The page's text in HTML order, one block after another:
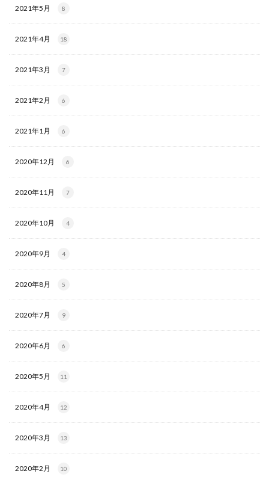
2021年5月 8
2021年4月 18
2021年3月 7
2021年2月 6
2021年1月 6
2020年12月 6
2020年11月 7
2020年10月 4
2020年9月 4
2020年8月 5
2020年7月 9
2020年6月 6
2020年5月 11
2020年4月 12
2020年3月 13
2020年2月 10